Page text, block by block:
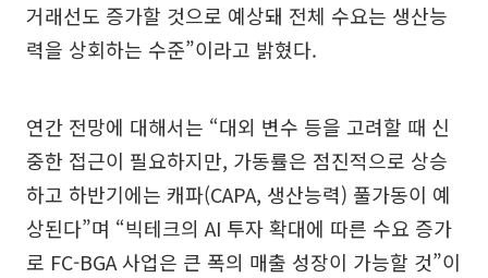
거래선도 증가할 것으로 예상돼 전체 수요는 생산능
력을 상회하는 수준”이라고 밝혔다.
연간 전망에 대해서는 “대외 변수 등을 고려할 때 신
중한 접근이 필요하지만, 가동률은 점진적으로 상승
하고 하반기에는 캐파(CAPA, 생산능력) 풀가동이 예
상된다”며 “빅테크의 AI 투자 확대에 따른 수요 증가
로 FC-BGA 사업은 큰 폭의 매출 성장이 가능할 것”이